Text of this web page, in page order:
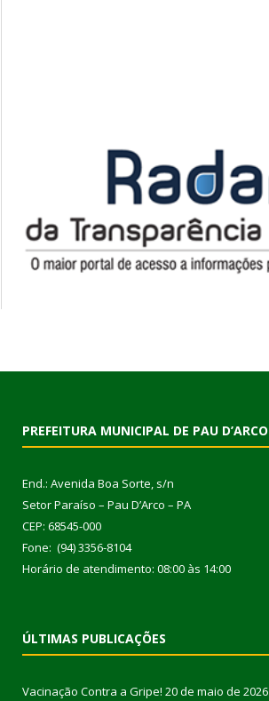
PREFEITURA MUNICIPAL DE PAU D’ARCO
End.: Avenida Boa Sorte, s/n
Setor Paraíso – Pau D’Arco – PA
CEP: 68545-000
Fone: (94) 3356-8104
Horário de atendimento: 08:00 às 14:00
ÚLTIMAS PUBLICAÇÕES
Vacinação Contra a Gripe! 20 de maio de 2026